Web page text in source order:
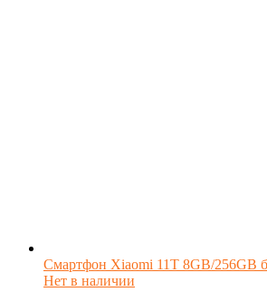
Смартфон Xiaomi 11T 8GB/256GB
Нет в наличии